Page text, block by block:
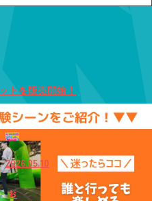
2026.05.10
お
トを販売開始！